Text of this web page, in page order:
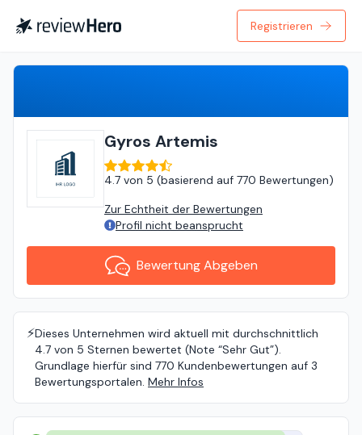
Registrieren
Gyros Artemis
4.7 von 5 (basierend auf 770 Bewertungen)
Zur Echtheit der Bewertungen
Profil nicht beansprucht
Bewertung Abgeben
⚡️Dieses Unternehmen wird aktuell mit durchschnittlich
4.7 von 5 Sternen bewertet (Note “Sehr Gut”).
Grundlage hierfür sind 770 Kundenbewertungen auf 3
Bewertungsportalen. Mehr Infos